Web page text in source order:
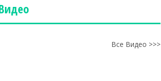
Все Видео >>>